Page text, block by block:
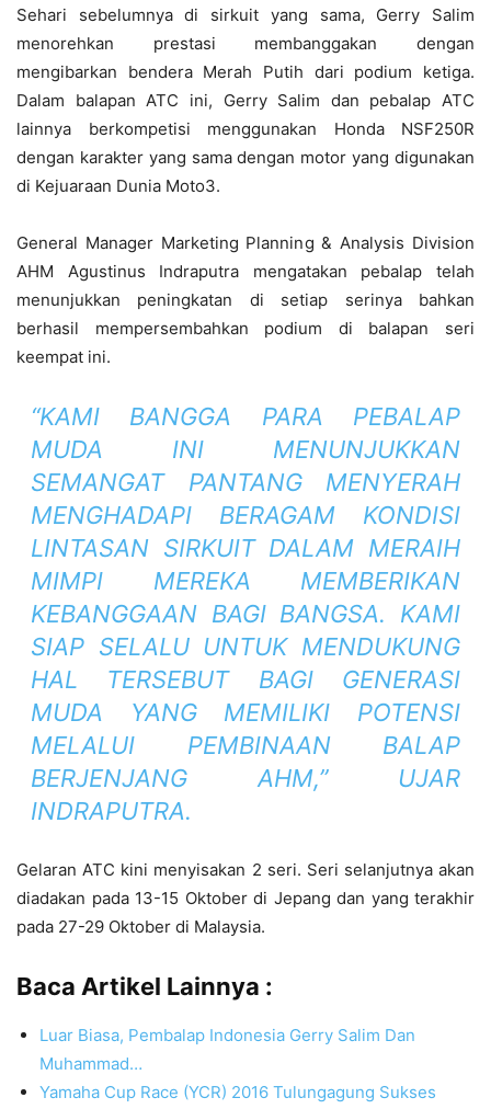
Sehari sebelumnya di sirkuit yang sama, Gerry Salim
menorehkan prestasi membanggakan dengan
mengibarkan bendera Merah Putih dari podium ketiga.
Dalam balapan ATC ini, Gerry Salim dan pebalap ATC
lainnya berkompetisi menggunakan Honda NSF250R
dengan karakter yang sama dengan motor yang digunakan
di Kejuaraan Dunia Moto3.
General Manager Marketing Planning & Analysis Division
AHM Agustinus Indraputra mengatakan pebalap telah
menunjukkan peningkatan di setiap serinya bahkan
berhasil mempersembahkan podium di balapan seri
keempat ini.
“KAMI BANGGA PARA PEBALAP
MUDA INI MENUNJUKKAN
SEMANGAT PANTANG MENYERAH
MENGHADAPI BERAGAM KONDISI
LINTASAN SIRKUIT DALAM MERAIH
MIMPI MEREKA MEMBERIKAN
KEBANGGAAN BAGI BANGSA. KAMI
SIAP SELALU UNTUK MENDUKUNG
HAL TERSEBUT BAGI GENERASI
MUDA YANG MEMILIKI POTENSI
MELALUI PEMBINAAN BALAP
BERJENJANG AHM,” UJAR
INDRAPUTRA.
Gelaran ATC kini menyisakan 2 seri. Seri selanjutnya akan
diadakan pada 13-15 Oktober di Jepang dan yang terakhir
pada 27-29 Oktober di Malaysia.
Baca Artikel Lainnya :
Luar Biasa, Pembalap Indonesia Gerry Salim Dan
Muhammad…
Yamaha Cup Race (YCR) 2016 Tulungagung Sukses